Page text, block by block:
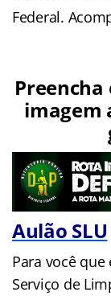
Federal.
imagem
Aulão SLU
Para você
Serviço de